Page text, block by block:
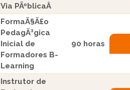
Via PÃºblicaÂ
FormaÃ§Ã£o
PedagÃ³gica
Inicial de
Formadores B-
Learning
90 horas
Instrutor de